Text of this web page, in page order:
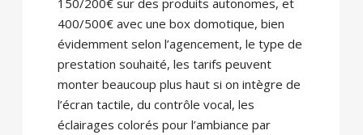
400/500€ avec une box domotique, bien
évidemment selon l’agencement, le type de
prestation souhaité, les tarifs peuvent
monter beaucoup plus haut si on intègre de
l’écran tactile, du contrôle vocal, les
éclairages colorés pour l’ambiance par